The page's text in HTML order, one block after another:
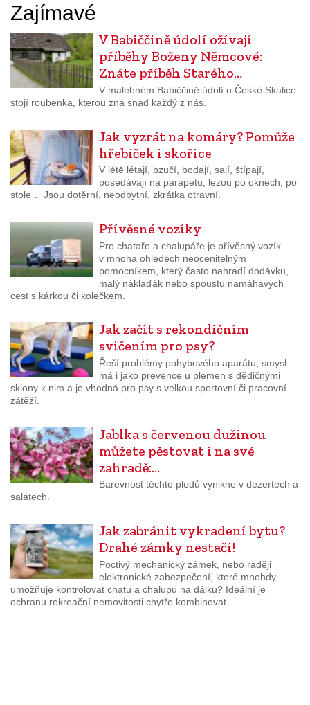
Zajímavé
V Babiččině údolí ožívají
příběhy Boženy Němcové:
Znáte příběh Starého…
V malebném Babiččině údolí u České Skalice
stojí roubenka, kterou zná snad každý z nás.
Jak vyzrát na komáry? Pomůže
hřebíček i skořice
V létě létají, bzučí, bodají, sají, štípají,
posedávají na parapetu, lezou po oknech, po
stole… Jsou dotěrní, neodbytní, zkrátka otravní.
Přívěsné vozíky
Pro chataře a chalupáře je přívěsný vozík
v mnoha ohledech neocenitelným
pomocníkem, který často nahradí dodávku,
malý náklaďák nebo spoustu namáhavých
cest s kárkou či kolečkem.
Jak začít s rekondičním
svičením pro psy?
Řeší problémy pohybového aparátu, smysl
má i jako prevence u plemen s dědičnými
sklony k nim a je vhodná pro psy s velkou sportovní či pracovní
zátěží.
Jablka s červenou dužinou
můžete pěstovat i na své
zahradě:…
Barevnost těchto plodů vynikne v dezertech a
salátech.
Jak zabránit vykradení bytu?
Drahé zámky nestačí!
Poctivý mechanický zámek, nebo raději
elektronické zabezpečení, které mnohdy
umožňuje kontrolovat chatu a chalupu na dálku? Ideální je
ochranu rekreační nemovitosti chytře kombinovat.